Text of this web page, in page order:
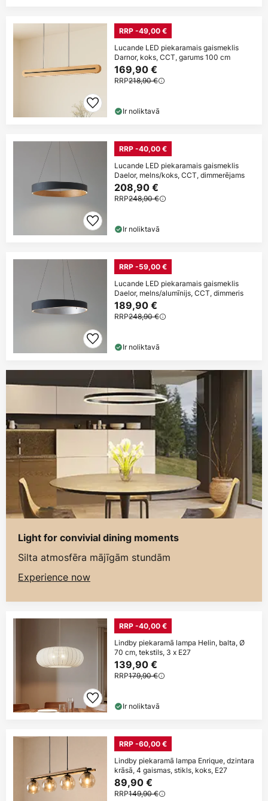
RRP -49,00 €
Lucande LED piekaramais gaismeklis
Darnor, koks, CCT, garums 100 cm
169,90 €
RRP218,90 €
Ir noliktavā
RRP -40,00 €
Lucande LED piekaramais gaismeklis
Daelor, melns/koks, CCT, dimmerējams
208,90 €
RRP248,90 €
Ir noliktavā
RRP -59,00 €
Lucande LED piekaramais gaismeklis
Daelor, melns/alumīnijs, CCT, dimmeris
189,90 €
RRP248,90 €
Ir noliktavā
Light for convivial dining moments
Silta atmosfēra mājīgām stundām
Experience now
RRP -40,00 €
Lindby piekaramā lampa Helin, balta, Ø
70 cm, tekstils, 3 x E27
139,90 €
RRP179,90 €
Ir noliktavā
RRP -60,00 €
Lindby piekaramā lampa Enrique, dzintara
krāsā, 4 gaismas, stikls, koks, E27
89,90 €
RRP149,90 €